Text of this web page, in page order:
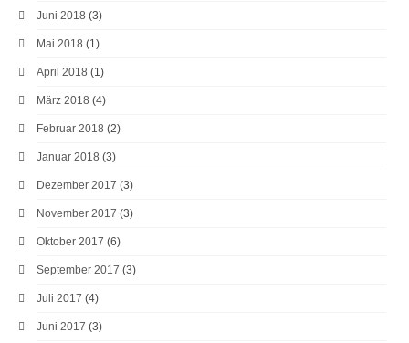
Juni 2018 (3)
Mai 2018 (1)
April 2018 (1)
März 2018 (4)
Februar 2018 (2)
Januar 2018 (3)
Dezember 2017 (3)
November 2017 (3)
Oktober 2017 (6)
September 2017 (3)
Juli 2017 (4)
Juni 2017 (3)